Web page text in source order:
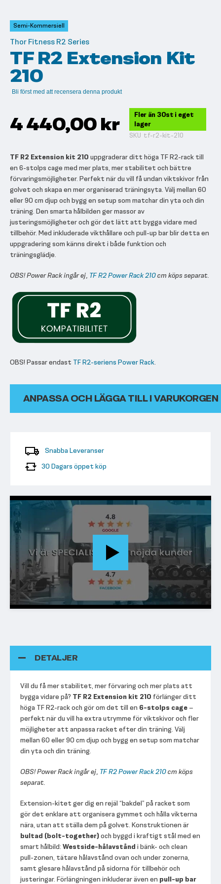
av
bildgalleriet
Semi-Kommersiell
Thor Fitness R2 Series
TF R2 Extension Kit
210
Bli först med att recensera denna produkt
4 440,00 kr
Fler än 30st i eget
lager
SKU tf-r2-kit-210
TF R2 Extension kit 210 uppgraderar ditt höga TF R2-rack till
en 6-stolps cage med mer plats, mer stabilitet och bättre
förvaringsmöjligheter. Perfekt när du vill få undan viktskivor från
golvet och skapa en mer organiserad träningsyta. Välj mellan 60
eller 90 cm djup och bygg en setup som matchar din yta och din
träning. Den smarta hålbilden ger massor av
justeringsmöjligheter och gör det lätt att bygga vidare med
tillbehör. Med inkluderade vikthållare och pull-up bar blir detta en
uppgradering som känns direkt i både funktion och
träningsglädje.
OBS! Power Rack ingår ej, TF R2 Power Rack 210cm köps separat.
OBS! Passar endast TF R2-seriens Power Rack.
ANPASSA OCH LÄGGA TILL I VARUKORGEN
Snabba Leveranser
30 Dagars öppet köp
DETALJER
Vill du få mer stabilitet, mer förvaring och mer plats att
bygga vidare på? TF R2 Extension kit 210 förlänger ditt
höga TF R2-rack och gör om det till en 6-stolps cage –
perfekt när du vill ha extra utrymme för viktskivor och fler
möjligheter att anpassa racket efter din träning. Välj
mellan 60 eller 90 cm djup och bygg en setup som matchar
din yta och din träning.
OBS! Power Rack ingår ej, TF R2 Power Rack 210cm köps
separat.
Extension-kitet ger dig en rejäl “bakdel” på racket som
gör det enklare att organisera gymmet och hålla vikterna
nära, utan att ställa dem på golvet. Konstruktionen är
bultad (bolt-together)och byggd i kraftigt stål med en
smart hålbild: Westside-hålavstånd i bänk- och clean
pull-zonen, tätare hålavstånd ovan och under zonerna,
samt glesare hålavstånd på sidorna för tillbehör och
justeringar. Förlängningen inkluderar även en pull-up bar